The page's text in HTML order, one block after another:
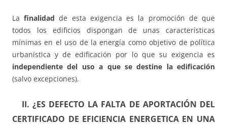
Lafinalidad de esta exigencia es la promoción de que
todos los edificios dispongan de unas características
mínimas en el uso de la energía como objetivo de política
urbanística y de edificación por lo que su exigencia es
independiente del uso a que se destine la edificación
(salvo excepciones).
II. ¿ES DEFECTO LA FALTA DE APORTACIÓN DEL
CERTIFICADO DE EFICIENCIA ENERGETICA EN UNA